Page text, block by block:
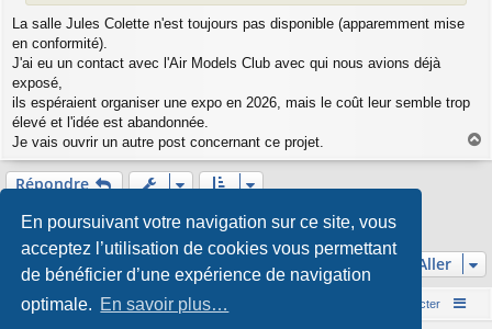
En poursuivant votre navigation sur ce site, vous
acceptez l’utilisation de cookies vous permettant
de bénéficier d’une expérience de navigation
optimale. En savoir plus…
e
La salle Jules Colette n'est toujours pas disponible (apparemment mise
en conformité).
J'ai eu un contact avec l'Air Models Club avec qui nous avions déjà
exposé,
ils espéraient organiser une expo en 2026, mais le coût leur semble trop
élevé et l'idée est abandonnée.
Je vais ouvrir un autre post concernant ce projet.
a
Répondre
23 messages Précédent
1 2 3
Suivant
Aller
Accueil du forum Nous contacter